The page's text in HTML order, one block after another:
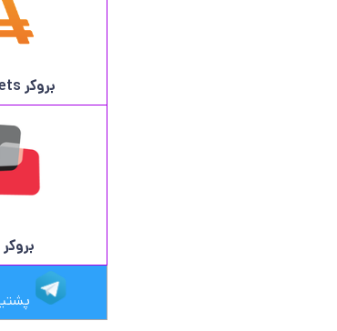
بروکر AMarkets
بروکر ICM